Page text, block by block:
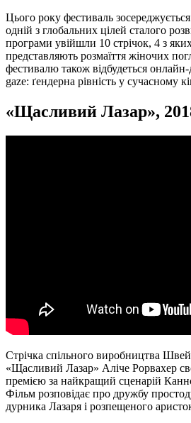
Цього року фестиваль зосереджується
одній з глобальних цілей сталого
програми увійшли 10 стрічок, 4 з
представляють розмаїття жіночих
фестивалю також відбудеться
gaze: ґендерна рівність у сучасному
«Щасливий Лазар»,
Стрічка спільного виробництва
«Щасливий Лазар» Аліче Рорвахер
премією за найкращий сценарій
Фільм розповідає про дружбу
дурника Лазаря і розпещеного